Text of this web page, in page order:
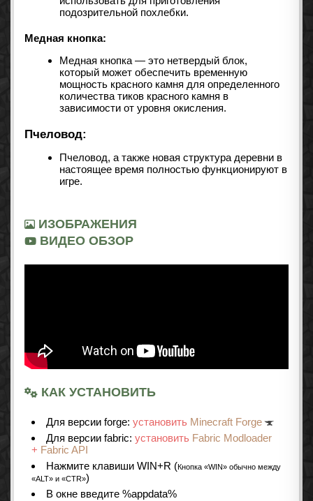
подозрительной похлебки.
Медная кнопка:
Медная кнопка — это нетвердый блок,
который может обеспечить временную
мощность красного камня для определенного
количества тиков красного камня в
зависимости от уровня окисления.
Пчеловод:
Пчеловод, а также новая структура деревни в
настоящее время полностью функционируют в
игре.
ИЗОБРАЖЕНИЯ
ВИДЕО ОБЗОР
КАК УСТАНОВИТЬ
Для версии forge: установить Minecraft Forge
Для версии fabric: установить Fabric Modloader
+ Fabric API
Нажмите клавиши WIN+R (Кнопка «WIN» обычно между
«ALT» и «CTR»)
В окне введите %appdata%